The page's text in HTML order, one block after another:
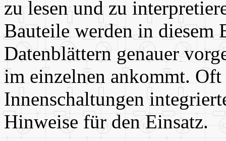
zu lesen und zu
Bauteile werden in diesem
Datenblättern genauer
im einzelnen ankommt. Oft
Innenschaltungen
Hinweise für den Einsatz.